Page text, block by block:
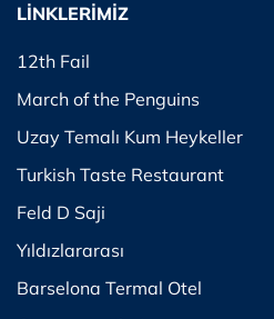
LİNKLERİMİZ
12th Fail
March of the Penguins
Uzay Temalı Kum Heykeller
Turkish Taste Restaurant
Feld D Saji
Yıldızlararası
Barselona Termal Otel